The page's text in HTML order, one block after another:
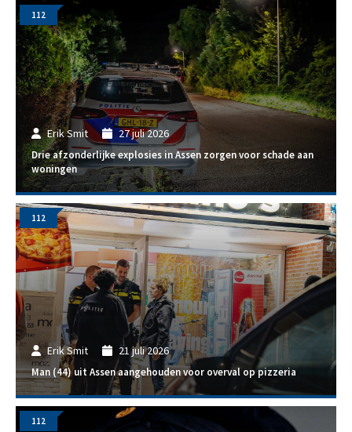
Erik Smit 27 juli 2026
Drie afzonderlijke explosies in Assen zorgen voor schade aan
woningen
112
Erik Smit 21 juli 2026
Man (44) uit Assen aangehouden voor overval op pizzeria
112
112